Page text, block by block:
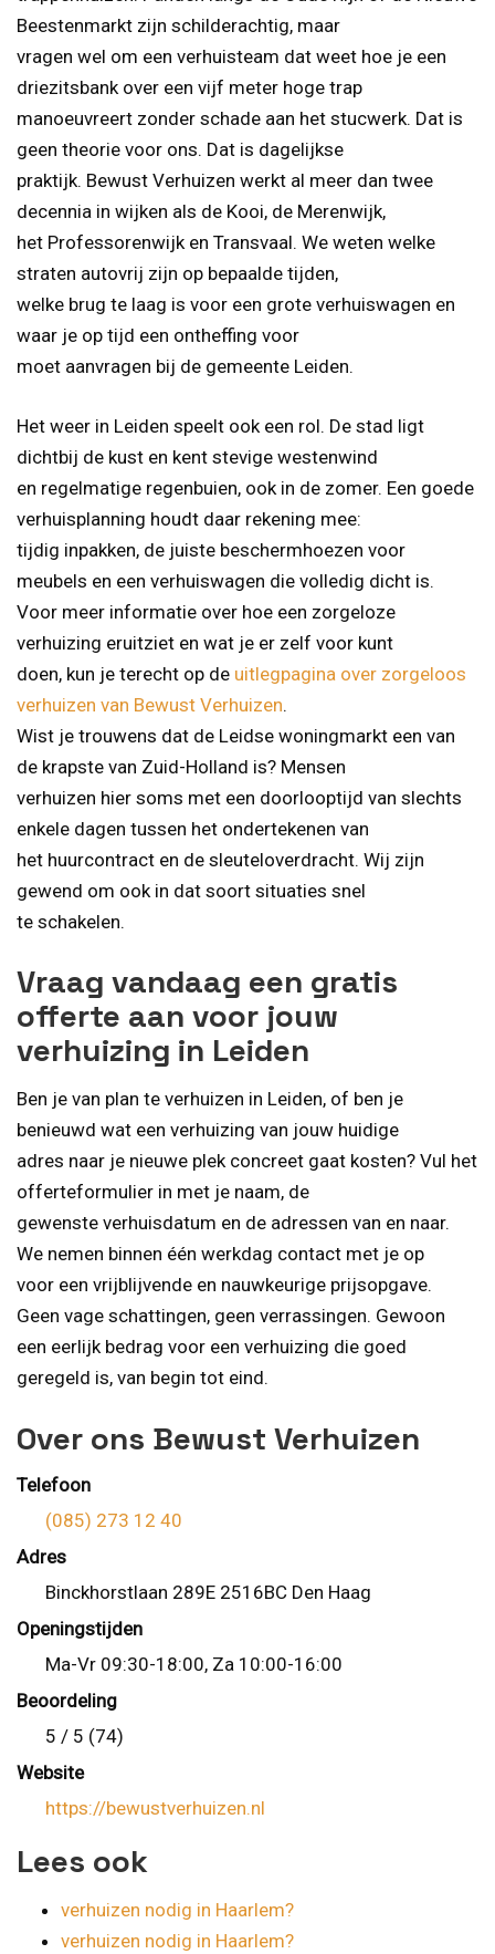
Beestenmarkt zijn schilderachtig, maar
vragen wel om een verhuisteam dat weet hoe je een
driezitsbank over een vijf meter hoge trap
manoeuvreert zonder schade aan het stucwerk. Dat is
geen theorie voor ons. Dat is dagelijkse
praktijk. Bewust Verhuizen werkt al meer dan twee
decennia in wijken als de Kooi, de Merenwijk,
het Professorenwijk en Transvaal. We weten welke
straten autovrij zijn op bepaalde tijden,
welke brug te laag is voor een grote verhuiswagen en
waar je op tijd een ontheffing voor
moet aanvragen bij de gemeente Leiden.
Het weer in Leiden speelt ook een rol. De stad ligt
dichtbij de kust en kent stevige westenwind
en regelmatige regenbuien, ook in de zomer. Een goede
verhuisplanning houdt daar rekening mee:
tijdig inpakken, de juiste beschermhoezen voor
meubels en een verhuiswagen die volledig dicht is.
Voor meer informatie over hoe een zorgeloze
verhuizing eruitziet en wat je er zelf voor kunt
doen, kun je terecht op de uitlegpagina over zorgeloos
verhuizen van Bewust Verhuizen.
Wist je trouwens dat de Leidse woningmarkt een van
de krapste van Zuid-Holland is? Mensen
verhuizen hier soms met een doorlooptijd van slechts
enkele dagen tussen het ondertekenen van
het huurcontract en de sleuteloverdracht. Wij zijn
gewend om ook in dat soort situaties snel
te schakelen.
Vraag vandaag een gratis
offerte aan voor jouw
verhuizing in Leiden
Ben je van plan te verhuizen in Leiden, of ben je
benieuwd wat een verhuizing van jouw huidige
adres naar je nieuwe plek concreet gaat kosten? Vul het
offerteformulier in met je naam, de
gewenste verhuisdatum en de adressen van en naar.
We nemen binnen één werkdag contact met je op
voor een vrijblijvende en nauwkeurige prijsopgave.
Geen vage schattingen, geen verrassingen. Gewoon
een eerlijk bedrag voor een verhuizing die goed
geregeld is, van begin tot eind.
Over ons Bewust Verhuizen
Telefoon
(085) 273 12 40
Adres
Binckhorstlaan 289E 2516BC Den Haag
Openingstijden
Ma-Vr 09:30-18:00, Za 10:00-16:00
Beoordeling
5 / 5 (74)
Website
https://bewustverhuizen.nl
Lees ook
verhuizen nodig in Haarlem?
verhuizen nodig in Haarlem?